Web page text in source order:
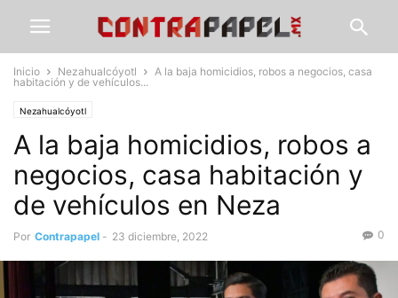
Inicio Nezahualcóyotl
A la baja homicidios, robos a negocios, casa
habitación y de vehículos...
Nezahualcóyotl
A la baja homicidios, robos a
negocios, casa habitación y
de vehículos en Neza
Por Contrapapel - 23 diciembre, 2022 0